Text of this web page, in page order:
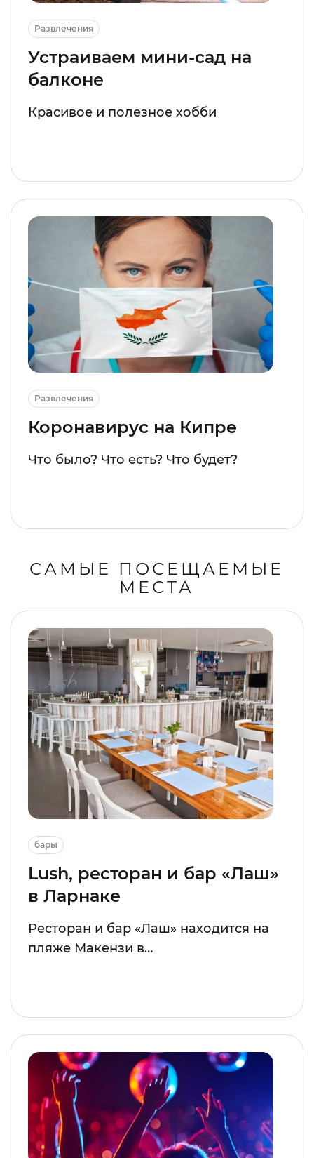
Развлечения
Устраиваем мини-сад на
балконе
Красивое и полезное хобби
Развлечения
Коронавирус на Кипре
Что было? Что есть? Что будет?
САМЫЕ ПОСЕЩАЕМЫЕ
МЕСТА
бары
Lush, ресторан и бар «Лаш»
в Ларнаке
Ресторан и бар «Лаш» находится на
пляже Макензи в…